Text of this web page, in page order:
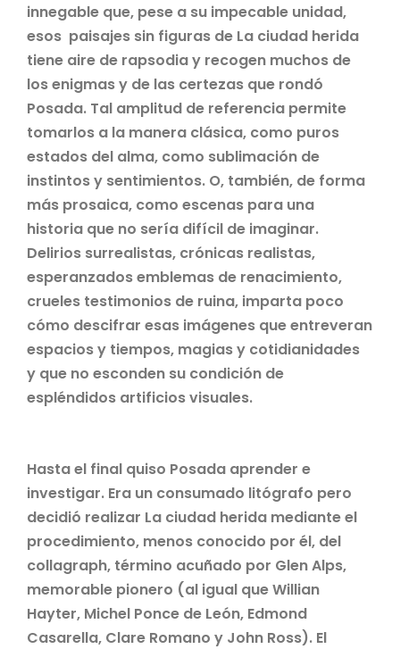
innegable que, pese a su impecable unidad,
esos paisajes sin figuras de La ciudad herida
tiene aire de rapsodia y recogen muchos de
los enigmas y de las certezas que rondó
Posada. Tal amplitud de referencia permite
tomarlos a la manera clásica, como puros
estados del alma, como sublimación de
instintos y sentimientos. O, también, de forma
más prosaica, como escenas para una
historia que no sería difícil de imaginar.
Delirios surrealistas, crónicas realistas,
esperanzados emblemas de renacimiento,
crueles testimonios de ruina, imparta poco
cómo descifrar esas imágenes que entreveran
espacios y tiempos, magias y cotidianidades
y que no esconden su condición de
espléndidos artificios visuales.
Hasta el final quiso Posada aprender e
investigar. Era un consumado litógrafo pero
decidió realizar La ciudad herida mediante el
procedimiento, menos conocido por él, del
collagraph, término acuñado por Glen Alps,
memorable pionero (al igual que Willian
Hayter, Michel Ponce de León, Edmond
Casarella, Clare Romano y John Ross). El